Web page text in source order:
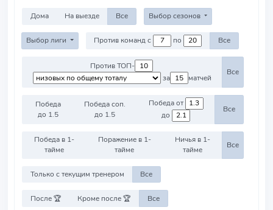
Дома На выезде Все Выбор сезонов
Выбор лиги Против команд с по Все
Против ТОП-
за
матчей
Все
Победа
до 1.5
Победа соп.
до 1.5
Победа от
до
Все
Победа в 1-
тайме
Поражение в 1-
тайме
Ничья в 1-
тайме
Все
Только с текущим тренером Все
После 🏆 Кроме после 🏆 Все